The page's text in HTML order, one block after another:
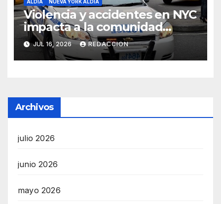
ALDÍA NUEVA YORK ALDÍA
Violencia y accidentes en NYC
impacta a la comunidad
dominicana
JUL 16, 2026 REDACCION
Archivos
julio 2026
junio 2026
mayo 2026